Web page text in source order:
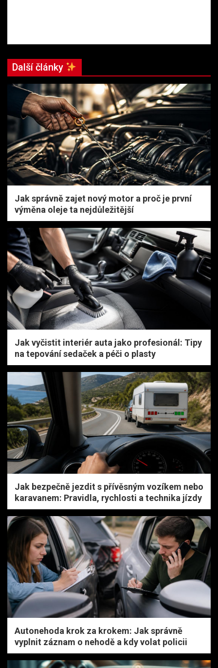
Další články
Jak správně zajet nový motor a proč je první
výměna oleje ta nejdůležitější
Jak vyčistit interiér auta jako profesionál: Tipy
na tepování sedaček a péči o plasty
Jak bezpečně jezdit s přívěsným vozíkem nebo
karavanem: Pravidla, rychlosti a technika jízdy
Autonehoda krok za krokem: Jak správně
vyplnit záznam o nehodě a kdy volat policii